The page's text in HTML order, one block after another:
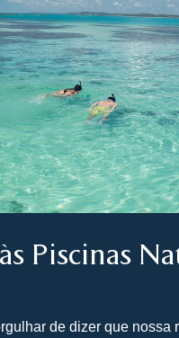
Piscinas
de dizer que nossa